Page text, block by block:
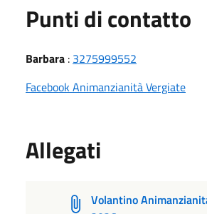
Punti di contatto
Barbara : 3275999552
Facebook Animanzianità Vergiate
Allegati
Volantino